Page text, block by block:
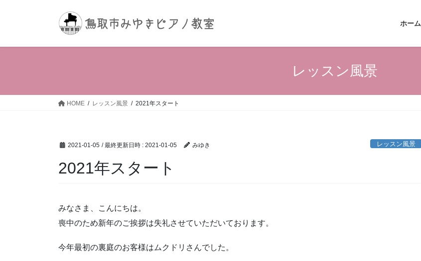
ホーム
レッスン風景
HOME レッスン風景 2021年スタート
2021-01-05 / 最終更新日時 : 2021-01-05 みゆき レッスン風景
2021年スタート
みなさま、こんにちは。
喪中のため新年のご挨拶は失礼させていただいております。
今年最初の裏庭のお客様はムクドリさんでした。